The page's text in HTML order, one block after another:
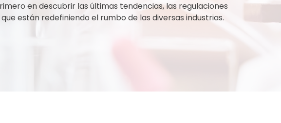
en descubrir las últimas tendencias, las regulaciones
están redefiniendo el rumbo de las diversas industrias.